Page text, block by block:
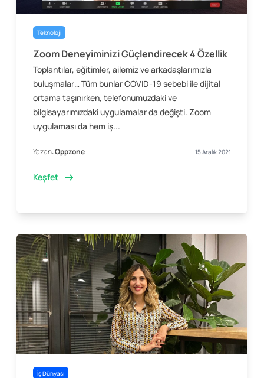
Teknoloji
Zoom Deneyiminizi Güçlendirecek 4 Özellik
Toplantılar, eğitimler, ailemiz ve arkadaşlarımızla
buluşmalar… Tüm bunlar COVID-19 sebebi ile dijital
ortama taşınırken, telefonumuzdaki ve
bilgisayarımızdaki uygulamalar da değişti. Zoom
uygulaması da hem iş...
Yazan:Oppzone 15 Aralık 2021
Keşfet
İş Dünyası